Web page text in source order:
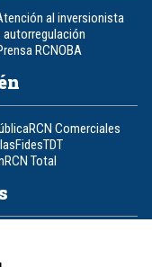
al inversionista
autorregulación
RCNOBA
RCN Comerciales
FidesTDT
RCN Total